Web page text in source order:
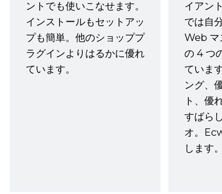
ントでも使いこなせます。
インストールもセットアッ
プも簡単。他のショッププ
ラグインよりはるかに優れ
ています。
イアン
では自
Web マ
の 4 つ
ていま
ング、
ト、優
すばら
オ。
します